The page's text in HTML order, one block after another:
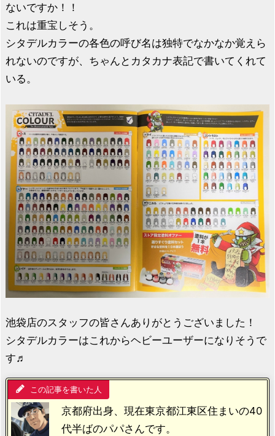
ないですか！！
これは重宝しそう。
シタデルカラーの各色の呼び名は独特でなかなか覚えら
れないのですが、ちゃんとカタカナ表記で書いてくれて
いる。
池袋店のスタッフの皆さんありがとうございました！
シタデルカラーはこれからヘビーユーザーになりそうで
す♬
この記事を書いた人
京都府出身、現在東京都江東区住まいの40
代半ばのパパさんです。